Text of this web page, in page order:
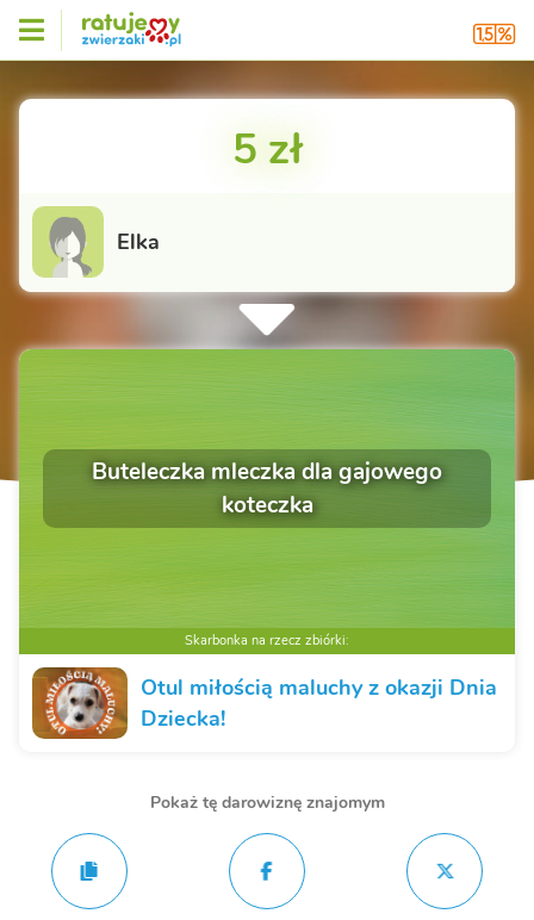
5 zł
Elka
Buteleczka mleczka dla gajowego
koteczka
Skarbonka na rzecz zbiórki:
Otul miłością maluchy z okazji Dnia
Dziecka!
Pokaż tę darowiznę znajomym